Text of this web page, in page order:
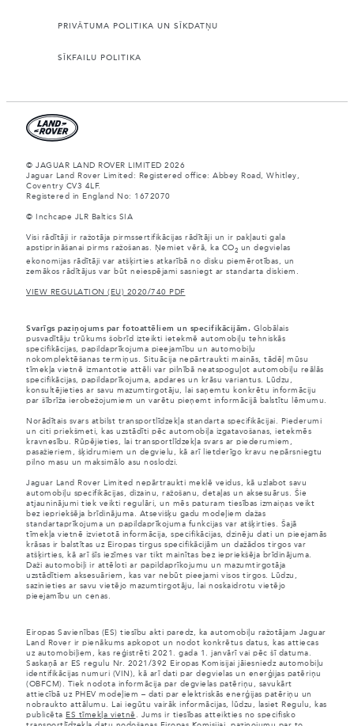
PRIVĀTUMA POLITIKA UN SĪKDATŅU
SĪKFAILU POLITIKA
© JAGUAR LAND ROVER LIMITED 2026
Jaguar Land Rover Limited: Registered office: Abbey Road, Whitley,
Coventry CV3 4LF.
Registered in England No: 1672070
© Inchcape JLR Baltics SIA
Visi rādītāji ir ražotāja pirmssertifikācijas rādītāji un ir pakļauti gala
apstiprināšanai pirms ražošanas. Ņemiet vērā, ka CO2 un degvielas
ekonomijas rādītāji var atšķirties atkarībā no disku piemērotības, un
zemākos rādītājus var būt neiespējami sasniegt ar standarta diskiem.
VIEW REGULATION (EU) 2020/740 PDF
Svarīgs paziņojums par fotoattēliem un specifikācijām. Globālais
pusvadītāju trūkums šobrīd izteikti ietekmē automobiļu tehniskās
specifikācijas, papildaprīkojuma pieejamību un automobiļu
nokomplektēšanas termiņus. Situācija nepārtraukti mainās, tādēļ mūsu
tīmekļa vietnē izmantotie attēli var pilnībā neatspoguļot automobiļu reālās
specifikācijas, papildaprīkojuma, apdares un krāsu variantus. Lūdzu,
konsultējieties ar savu mazumtirgotāju, lai saņemtu konkrētu informāciju
par šībrīža ierobežojumiem un varētu pieņemt informācijā balstītu lēmumu.
Norādītais svars atbilst transportlīdzekļa standarta specifikācijai. Piederumi
un citi priekšmeti, kas uzstādīti pēc automobiļa izgatavošanas, ietekmēs
kravnesību. Rūpējieties, lai transportlīdzekļa svars ar piederumiem,
pasažieriem, šķidrumiem un degvielu, kā arī lietderīgo kravu nepārsniegtu
pilno masu un maksimālo asu noslodzi.
Jaguar Land Rover Limited nepārtraukti meklē veidus, kā uzlabot savu
automobiļu specifikācijas, dizainu, ražošanu, detaļas un aksesuārus. Šie
atjauninājumi tiek veikti regulāri, un mēs paturam tiesības izmaiņas veikt
bez iepriekšēja brīdinājuma. Atsevišķu gadu modeļiem dažas
standartaprīkojuma un papildaprīkojuma funkcijas var atšķirties. Šajā
tīmekļa vietnē izvietotā informācija, specifikācijas, dzinēju dati un pieejamās
krāsas ir balstītas uz Eiropas tirgus specifikācijām un dažādos tirgos var
atšķirties, kā arī šīs iezīmes var tikt mainītas bez iepriekšēja brīdinājuma.
Daži automobiļi ir attēloti ar papildaprīkojumu un mazumtirgotāja
uzstādītiem aksesuāriem, kas var nebūt pieejami visos tirgos. Lūdzu,
sazinieties ar savu vietējo mazumtirgotāju, lai noskaidrotu vietējo
pieejamību un cenas.
Eiropas Savienības (ES) tiesību akti paredz, ka automobiļu ražotājam Jaguar
Land Rover ir pienākums apkopot un nodot konkrētus datus, kas attiecas
uz automobiļiem, kas reģistrēti 2021. gada 1. janvārī vai pēc šī datuma.
Saskaņā ar ES regulu Nr. 2021/392 Eiropas Komisijai jāiesniedz automobiļu
identifikācijas numuri (VIN), kā arī dati par degvielas un enerģijas patēriņu
(OBFCM). Tiek nodota informācija par degvielas patēriņu, savukārt
attiecībā uz PHEV modeļiem – dati par elektriskās enerģijas patēriņu un
nobraukto attālumu. Lai iegūtu vairāk informācijas, lūdzu, lasiet Regulu, kas
publicēta ES tīmekļa vietnē
. Jums ir tiesības atteikties no specifisko